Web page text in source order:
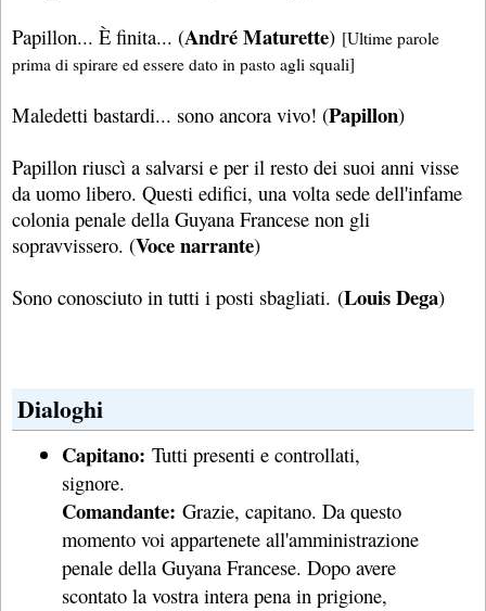
Papillon... È finita... (André Maturette) [Ultime parole
prima di spirare ed essere dato in pasto agli squali]
Maledetti bastardi... sono ancora vivo! (Papillon)
Papillon riuscì a salvarsi e per il resto dei suoi anni visse
da uomo libero. Questi edifici, una volta sede dell'infame
colonia penale della Guyana Francese non gli
sopravvissero. (Voce narrante)
Sono conosciuto in tutti i posti sbagliati. (Louis Dega)
Dialoghi
Capitano: Tutti presenti e controllati,
signore.
Comandante: Grazie, capitano. Da questo
momento voi appartenete all'amministrazione
penale della Guyana Francese. Dopo avere
scontato la vostra intera pena in prigione,